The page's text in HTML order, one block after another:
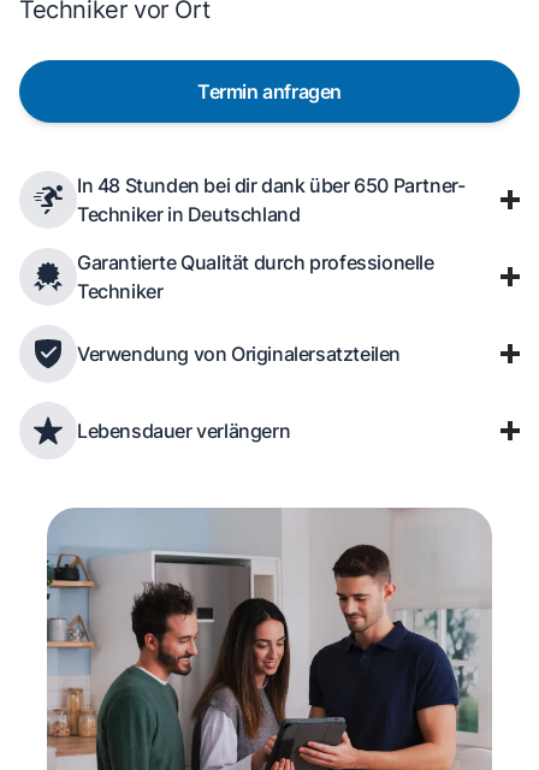
Techniker vor Ort
Termin anfragen
In 48 Stunden bei dir dank über 650 Partner-
Techniker in Deutschland
Garantierte Qualität durch professionelle
Techniker
Verwendung von Originalersatzteilen
Lebensdauer verlängern